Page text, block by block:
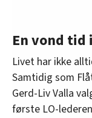
En vond tid
Livet har ikke
Samtidig som
Gerd-Liv Valla
første LO-